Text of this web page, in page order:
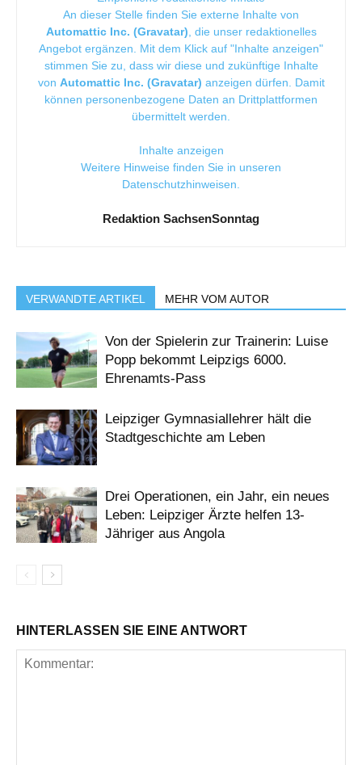
An dieser Stelle finden Sie externe Inhalte von
Automattic Inc. (Gravatar) , die unser redaktionelles
Angebot ergänzen. Mit dem Klick auf "Inhalte anzeigen"
stimmen Sie zu, dass wir diese und zukünftige Inhalte
von Automattic Inc. (Gravatar) anzeigen dürfen. Damit
können personenbezogene Daten an Drittplattformen
übermittelt werden.
Inhalte anzeigen
Weitere Hinweise finden Sie in unseren
Datenschutzhinweisen
Redaktion SachsenSonntag
VERWANDTE ARTIKEL MEHR VOM AUTOR
Von der Spielerin zur Trainerin: Luise
Popp bekommt Leipzigs 6000.
Ehrenamts-Pass
Leipziger Gymnasiallehrer hält die
Stadtgeschichte am Leben
Drei Operationen, ein Jahr, ein neues
Leben: Leipziger Ärzte helfen 13-
Jähriger aus Angola
HINTERLASSEN SIE EINE ANTWORT